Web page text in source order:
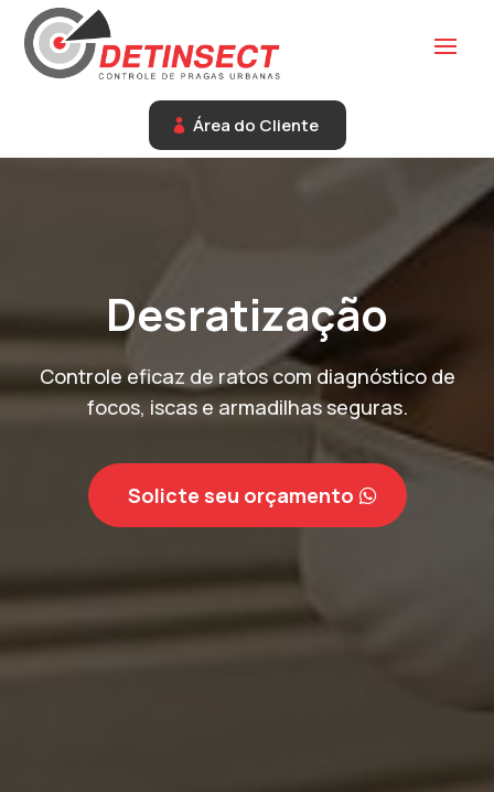
Área do Cliente
Desratização
Controle eficaz de ratos com diagnóstico de
focos, iscas e armadilhas seguras.
Solicte seu orçamento